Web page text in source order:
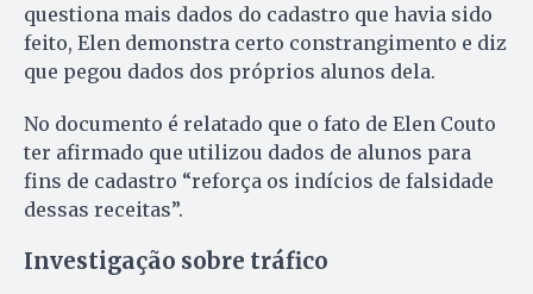
questiona mais dados do cadastro que havia sido
feito, Elen demonstra certo constrangimento e diz
que pegou dados dos próprios alunos dela.
No documento é relatado que o fato de Elen Couto
ter afirmado que utilizou dados de alunos para
fins de cadastro “reforça os indícios de falsidade
dessas receitas”.
Investigação sobre tráfico